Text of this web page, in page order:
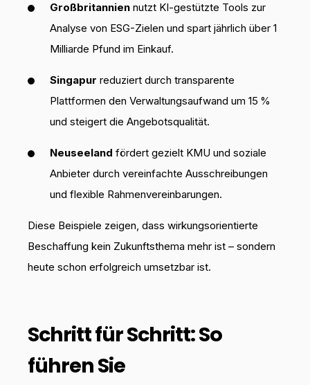
Großbritannien nutzt KI-gestützte Tools zur
Analyse von ESG-Zielen und spart jährlich über 1
Milliarde Pfund im Einkauf.
Singapur reduziert durch transparente
Plattformen den Verwaltungsaufwand um 15 %
und steigert die Angebotsqualität.
Neuseeland fördert gezielt KMU und soziale
Anbieter durch vereinfachte Ausschreibungen
und flexible Rahmenvereinbarungen.
Diese Beispiele zeigen, dass wirkungsorientierte
Beschaffung kein Zukunftsthema mehr ist – sondern
heute schon erfolgreich umsetzbar ist.
Schritt für Schritt: So
führen Sie